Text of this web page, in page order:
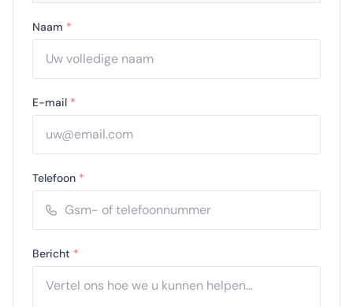
Naam *
E-mail *
Telefoon *
Bericht *